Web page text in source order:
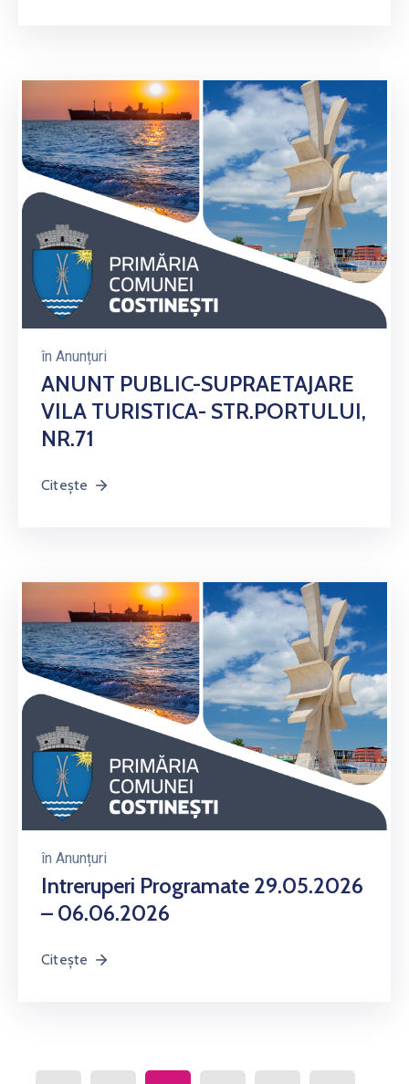
în Anunțuri
ANUNT PUBLIC-SUPRAETAJARE
VILA TURISTICA- STR.PORTULUI,
NR.71
Citește
în Anunțuri
Intreruperi Programate 29.05.2026
– 06.06.2026
Citește